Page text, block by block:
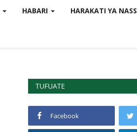
HABARI HARAKATI YA
TUFUATE
Facebook